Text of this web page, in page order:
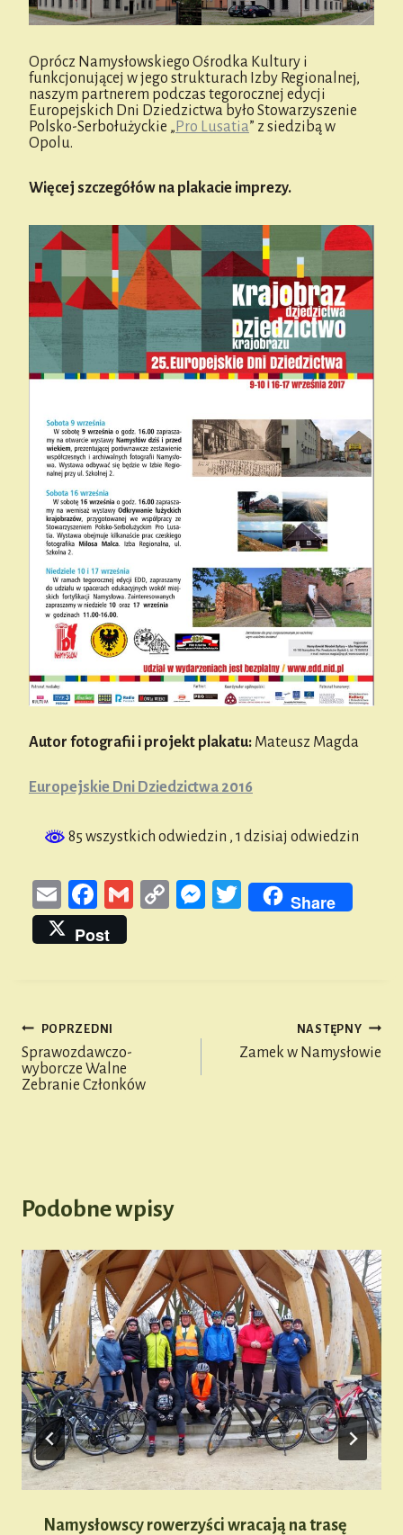
Oprócz Namysłowskiego Ośrodka Kultury i
funkcjonującej w jego strukturach Izby Regionalnej,
naszym partnerem podczas tegorocznej edycji
Europejskich Dni Dziedzictwa było Stowarzyszenie
Polsko-Serbołużyckie „ Pro Lusatia” z siedzibą w
Opolu.
Więcej szczegółów na plakacie imprezy.
Autor fotografii i projekt plakatu: Mateusz Magda
Europejskie Dni Dziedzictwa 2016
85 wszystkich odwiedzin , 1 dzisiaj odwiedzin
E
m
ail
Fa
ce
bo
G
Co
M
T
Share
Post
Nawigacja
wpisu
POPRZEDNI
Sprawozdawczo-
wyborcze Walne
Zebranie Członków
NASTĘPNY
Zamek w Namysłowie
Podobne wpisy
Namysłowscy rowerzyści wracają na trasę